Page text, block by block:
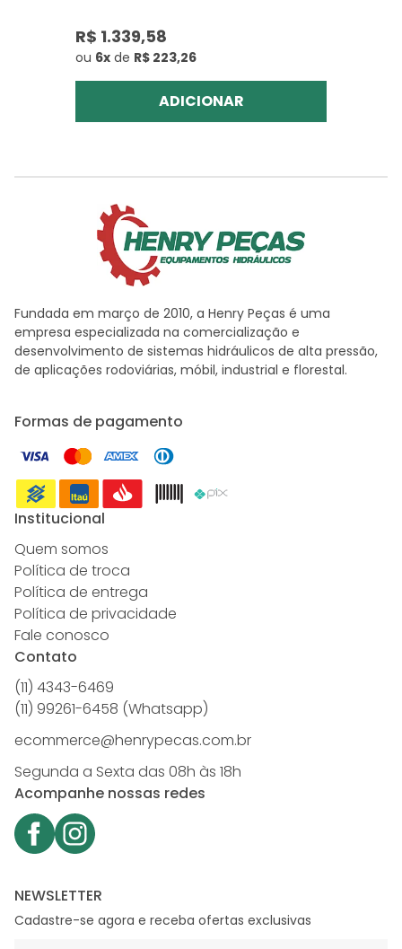
R$ 1.339,58
ou 6x de R$ 223,26
ADICIONAR
Fundada em março de 2010, a Henry Peças é uma
empresa especializada na comercialização e
desenvolvimento de sistemas hidráulicos de alta pressão,
de aplicações rodoviárias, móbil, industrial e florestal.
Formas de pagamento
Institucional
Quem somos
Política de troca
Política de entrega
Política de privacidade
Fale conosco
Contato
(11) 4343-6469
(11) 99261-6458 (Whatsapp)
ecommerce@henrypecas.com.br
Segunda a Sexta das 08h às 18h
Acompanhe nossas redes
NEWSLETTER
Cadastre-se agora e receba ofertas exclusivas